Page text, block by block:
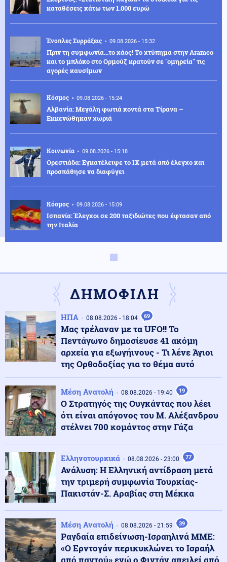
καταθέσεις κάτω των 1.000 ευρώ
Ένοπλες Συρράξεις 09.08.2026 - 15:32
Πριν τη συμφωνία...το χάος! Το χτύπημα στην Aramco
και το μπλόκο στο Ορμούζ κρατούν σε "ομηρεία" τις
αγορές καυσίμων
Κόσμος 09.08.2026 - 15:24
Αλβανία: Μεγάλη φωτιά κοντά στα Τίρανα –
Εκκενώθηκαν χωριά
Κοινωνία 09.08.2026 - 15:18
Ορεστιάδα: Εγκατέλειψε το ΙΧ μετά από έλεγχο και
προσπάθησε να διαφύγει
Κόσμος 09.08.2026 - 15:09
Ισπανία: Έλεγχοι σε 200 ταξιδιώτες που έφτασαν από
την Ιταλία
Κοινωνία
Σκιάθος: 15χρονος κατήγγειλε 17χρονο για σεξουαλική
κακοποίηση
Πολιτική 09.08.2026 - 14:35
Κοντογεώργης: «Η φετινή ΔΕΘ είναι προεκλογική, όχι
παροχολογική»
Κόσμος 09.08.2026 - 14:26
Σίδνεϊ: Παραλίγο σύγκρουση δύο αεροπλάνων σε
διάδρομο αεροδρομίου (βίντεο)
Κόσμος 09.08.2026 - 14:18
Την... έπνιξαν τα χρέη: Ηθοποιός του Χάρι Πότερ
κατέληξε στο... OnlyFans (εικόνες)
Καιρός 09.08.2026 - 14:06
Σε πορτοκαλί συναγερμό για φωτιές η χώρα και τη
Δευτέρα
ΔΗΜΟΦΙΛΗ
ΗΠΑ 08.08.2026 - 18:04 69
Μας τρέλαναν με τα UFO!! Το
Πεντάγωνο δημοσίευσε 41 ακόμη
αρχεία για εξωγήινους - Τι λένε Άγιοι
της Ορθοδοξίας για το θέμα αυτό
Μέση Ανατολή 08.08.2026 - 19:40 19
Ο Στρατηγός της Ουγκάντας που λέει
ότι είναι απόγονος του Μ. Αλέξανδρου
στέλνει 700 κομάντος στην Γάζα
Ελληνοτουρκικά 08.08.2026 - 23:00 77
Ανάλυση: Η Ελληνική αντίδραση μετά
την τριμερή συμφωνία Τουρκίας-
Πακιστάν-Σ. Αραβίας στη Μέκκα
Μέση Ανατολή 08.08.2026 - 21:59 39
Ραγδαία επιδείνωση-Ισραηλινά ΜΜΕ:
«Ο Ερντογάν περικυκλώνει το Ισραήλ